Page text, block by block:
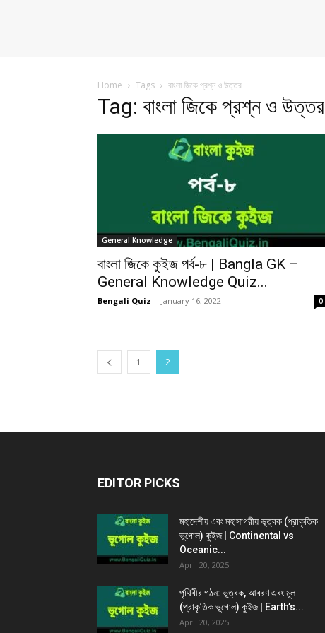
Home Tags বাংলা জিকে প্রশ্ন ও উত্তর
Tag: বাংলা জিকে প্রশ্ন ও উত্তর
General Knowledge
বাংলা জিকে কুইজ পর্ব-৮ | Bangla GK –
General Knowledge Quiz...
Bengali Quiz - January 16, 2022 0
1 2
EDITOR PICKS
মহাদেশীয় এবং মহাসাগরীয় ভূত্বক (প্রাকৃতিক
ভূগোল) কুইজ | Continental vs
Oceanic...
April 20, 2025
পৃথিবীর গঠন: ভূত্বক, আবরণ এবং মূল
(প্রাকৃতিক ভূগোল) কুইজ | Earth’s...
April 20, 2025